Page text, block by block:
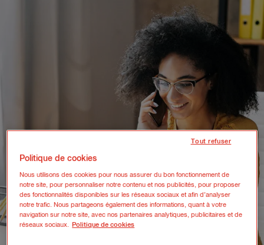
Politique de cookies
Nous utilisons des cookies pour nous assurer du bon fonctionnement de
notre site, pour personnaliser notre contenu et nos publicités, pour proposer
des fonctionnalités disponibles sur les réseaux sociaux et afin d’analyser
notre trafic. Nous partageons également des informations, quant à votre
navigation sur notre site, avec nos partenaires analytiques, publicitaires et de
réseaux sociaux. Politique de cookies
Tout refuser